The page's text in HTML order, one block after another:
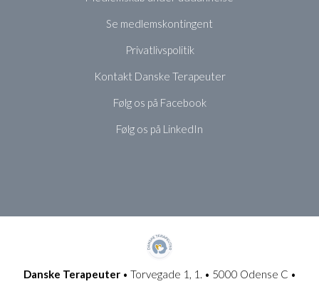
Se medlemskontingent
Privatlivspolitik
Kontakt Danske Terapeuter
Følg os på Facebook
Følg os på LinkedIn
Danske Terapeuter• Torvegade 1, 1. • 5000 Odense C •